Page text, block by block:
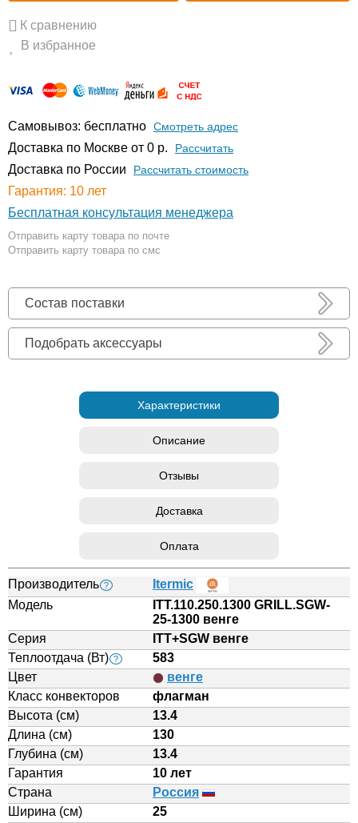
К сравнению
В избранное
Самовывоз: бесплатно Смотреть адрес
Доставка по Москве от 0 р. Расcчитать
Доставка по России Рассчитать стоимость
Гарантия: 10 лет
Бесплатная консультация менеджера
Отправить карту товара по почте
Отправить карту товара по смс
Состав поставки
Подобрать аксессуары
Характеристики
Описание
Отзывы
Доставка
Оплата
Производитель ?
Itermic
Модель
ITT.110.250.1300 GRILL.SGW-
25-1300 венге
Серия
ITT+SGW венге
Теплоотдача (Вт) ?
583
Цвет
венге
Класс конвекторов
флагман
Высота (см)
13.4
Длина (см)
130
Глубина (см)
13.4
Гарантия
10 лет
Страна
Россия
Ширина (см)
25